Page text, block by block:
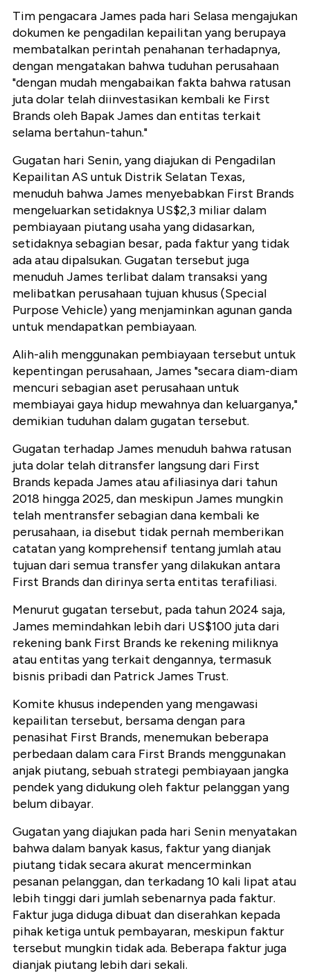
Tim pengacara James pada hari Selasa mengajukan
dokumen ke pengadilan kepailitan yang berupaya
membatalkan perintah penahanan terhadapnya,
dengan mengatakan bahwa tuduhan perusahaan
"dengan mudah mengabaikan fakta bahwa ratusan
juta dolar telah diinvestasikan kembali ke First
Brands oleh Bapak James dan entitas terkait
selama bertahun-tahun."
Gugatan hari Senin, yang diajukan di Pengadilan
Kepailitan AS untuk Distrik Selatan Texas,
menuduh bahwa James menyebabkan First Brands
mengeluarkan setidaknya US$2,3 miliar dalam
pembiayaan piutang usaha yang didasarkan,
setidaknya sebagian besar, pada faktur yang tidak
ada atau dipalsukan. Gugatan tersebut juga
menuduh James terlibat dalam transaksi yang
melibatkan perusahaan tujuan khusus (Special
Purpose Vehicle) yang menjaminkan agunan ganda
untuk mendapatkan pembiayaan.
Alih-alih menggunakan pembiayaan tersebut untuk
kepentingan perusahaan, James "secara diam-diam
mencuri sebagian aset perusahaan untuk
membiayai gaya hidup mewahnya dan keluarganya,"
demikian tuduhan dalam gugatan tersebut.
Gugatan terhadap James menuduh bahwa ratusan
juta dolar telah ditransfer langsung dari First
Brands kepada James atau afiliasinya dari tahun
2018 hingga 2025, dan meskipun James mungkin
telah mentransfer sebagian dana kembali ke
perusahaan, ia disebut tidak pernah memberikan
catatan yang komprehensif tentang jumlah atau
tujuan dari semua transfer yang dilakukan antara
First Brands dan dirinya serta entitas terafiliasi.
Menurut gugatan tersebut, pada tahun 2024 saja,
James memindahkan lebih dari US$100 juta dari
rekening bank First Brands ke rekening miliknya
atau entitas yang terkait dengannya, termasuk
bisnis pribadi dan Patrick James Trust.
Komite khusus independen yang mengawasi
kepailitan tersebut, bersama dengan para
penasihat First Brands, menemukan beberapa
perbedaan dalam cara First Brands menggunakan
anjak piutang, sebuah strategi pembiayaan jangka
pendek yang didukung oleh faktur pelanggan yang
belum dibayar.
Gugatan yang diajukan pada hari Senin menyatakan
bahwa dalam banyak kasus, faktur yang dianjak
piutang tidak secara akurat mencerminkan
pesanan pelanggan, dan terkadang 10 kali lipat atau
lebih tinggi dari jumlah sebenarnya pada faktur.
Faktur juga diduga dibuat dan diserahkan kepada
pihak ketiga untuk pembayaran, meskipun faktur
tersebut mungkin tidak ada. Beberapa faktur juga
dianjak piutang lebih dari sekali.